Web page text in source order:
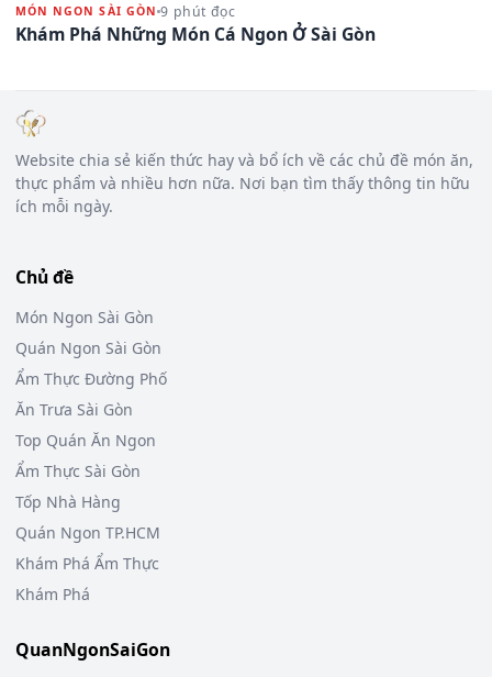
MÓN NGON SÀI GÒN 9 phút đọc
Khám Phá Những Món Cá Ngon Ở Sài Gòn
Website chia sẻ kiến thức hay và bổ ích về các chủ đề món ăn,
thực phẩm và nhiều hơn nữa. Nơi bạn tìm thấy thông tin hữu
ích mỗi ngày.
Chủ đề
Món Ngon Sài Gòn
Quán Ngon Sài Gòn
Ẩm Thực Đường Phố
Ăn Trưa Sài Gòn
Top Quán Ăn Ngon
Ẩm Thực Sài Gòn
Tốp Nhà Hàng
Quán Ngon TP.HCM
Khám Phá Ẩm Thực
Khám Phá
QuanNgonSaiGon